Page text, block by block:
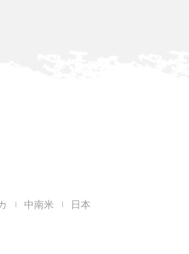
中南米 日本